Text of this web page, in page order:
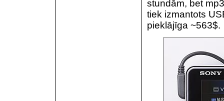
stundām, bet
tiek izmantots
pieklājīga ~563$.